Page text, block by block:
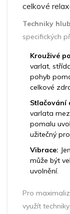
celkové
Techniky
specifických
Krouživé
varlat,
pohyb
celkové
Stlačování
varlata
pomalu
užitečný
Vibrace:
může být
uvolnění.
Pro
využít